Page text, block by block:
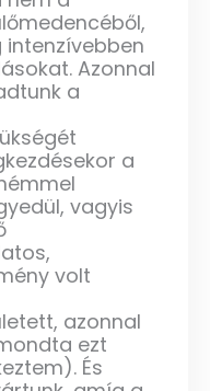
Azonnal
a
a
vagyis
volt
azonnal
ezt
És